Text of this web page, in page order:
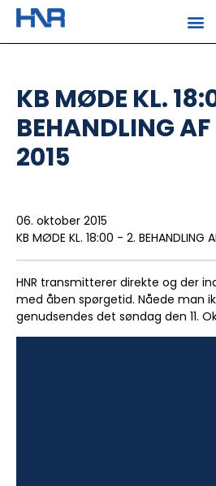
KB MØDE KL.
BEHANDLING
2015
06. oktober 2015
KB MØDE KL. 18:00 - 2. BEHANDLING
HNR transmitterer direkte og der
med åben spørgetid. Nåede man
genudsendes det søndag den 11.